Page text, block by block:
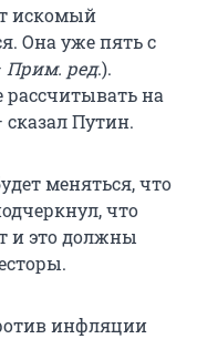
искомый
Она уже пять с
Прим. ред.).
на
Путин.
меняться, что
что
и это должны
инфляции